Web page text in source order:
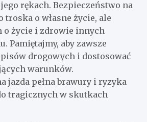
rękach. Bezpieczeństwo na
o własne życie, ale
o życie i zdrowie innych
Pamiętajmy, aby zawsze
drogowych i dostosować
warunków.
jazda pełna brawury i ryzyka
tragicznych w skutkach